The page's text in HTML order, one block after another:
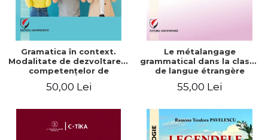
Gramatica în context.
Modalitate de dezvoltare a
competenţelor de
limbii franceze
50,00 Lei
Le métalangage
grammatical dans la classe
de langue étrangère
55,00 Lei